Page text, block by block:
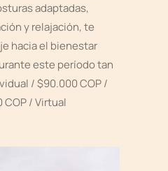
adaptadas,
y relajación, te
hacia el bienestar
este período tan
/ $90.000 COP /
COP / Virtual